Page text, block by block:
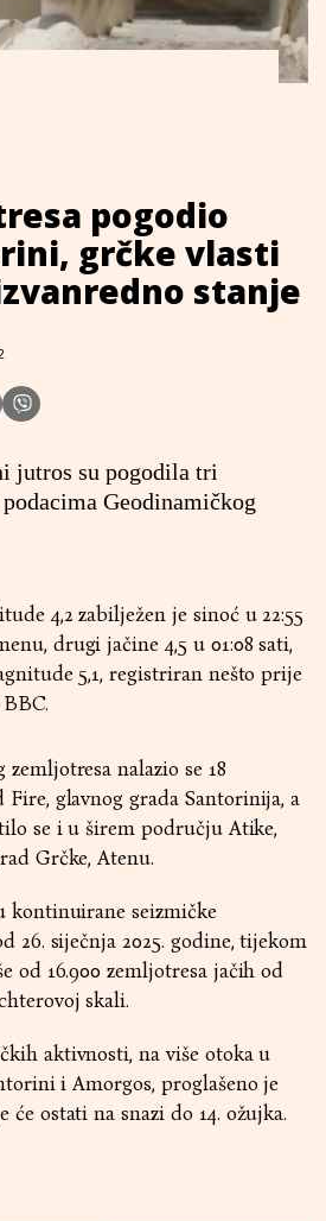
pogodio
grčke vlasti
stanje
jutros su pogodila tri
Geodinamičkog
4,2 zabilježen je sinoć u 22:55
drugi jačine 4,5 u 01:08 sati,
5,1, registriran nešto prije
nalazio se 18
glavnog grada Santorinija, a
se i u širem području Atike,
Grčke, Atenu.
kontinuirane seizmičke
26. siječnja 2025. godine, tijekom
od 16.900 zemljotresa jačih od
skali.
aktivnosti, na više otoka u
i Amorgos, proglašeno je
će ostati na snazi do 14. ožujka.